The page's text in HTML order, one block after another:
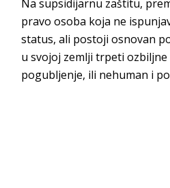
Na supsidijarnu zaštitu,
pravo osoba koja ne
status, ali postoji osnovan
u svojoj zemlji trpeti
pogubljenje, ili nehuman i